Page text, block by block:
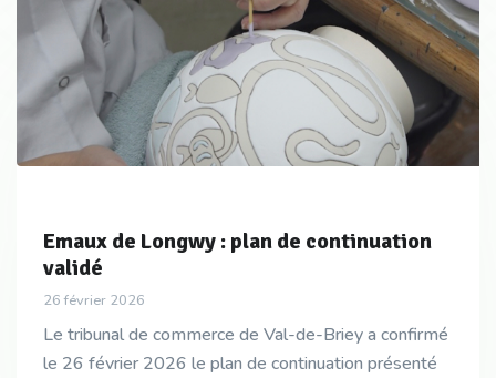
Emaux de Longwy : plan de continuation
validé
26 février 2026
Le tribunal de commerce de Val-de-Briey a confirmé
le 26 février 2026 le plan de continuation présenté